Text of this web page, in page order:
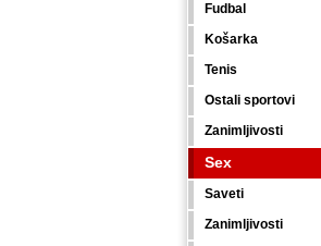
Fudbal
Košarka
Tenis
Ostali sportovi
Zanimljivosti
Sex
Saveti
Zanimljivosti